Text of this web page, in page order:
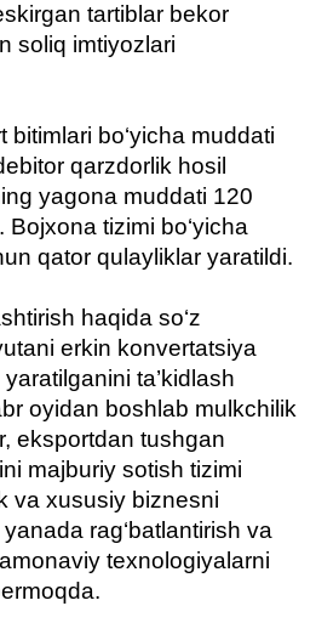
tartiblar bekor
soliq imtiyozlari
bo‘yicha muddati
qarzdorlik hosil
yagona muddati 120
tizimi bo‘yicha
qator qulayliklar yaratildi.
haqida so‘z
erkin konvertatsiya
ta’kidlash
oyidan boshlab mulkchilik
eksportdan tushgan
majburiy sotish tizimi
va xususiy biznesni
rag‘batlantirish va
texnologiyalarni